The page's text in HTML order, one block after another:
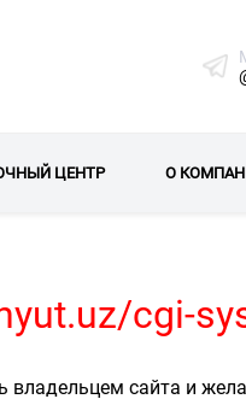
ЦЕНТР О
cgi-
владельцем сайта и